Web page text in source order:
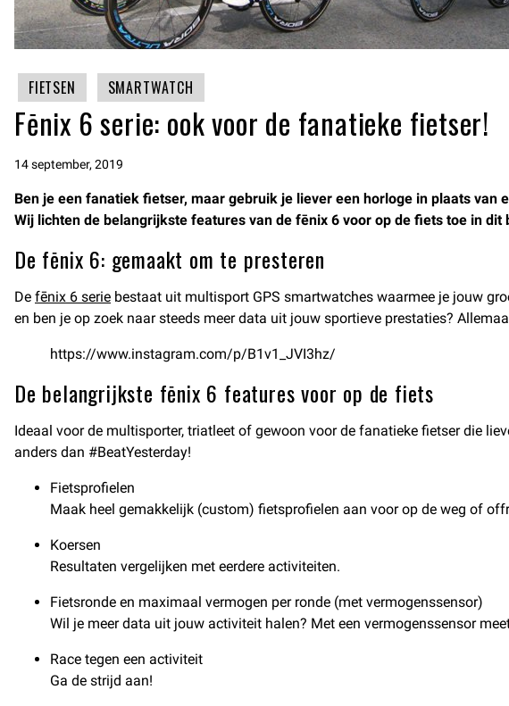
FIETSEN SMARTWATCH
Fēnix 6 serie: ook voor de fanatieke fietser!
14 september, 2019
Ben je een fanatiek fietser, maar gebruik je liever een horloge in plaats
Wij lichten de belangrijkste features van de fēnix 6 voor op de fiets toe in dit
De fēnix 6: gemaakt om te presteren
De fēnix 6 serie bestaat uit multisport GPS smartwatches waarmee je jouw
en ben je op zoek naar steeds meer data uit jouw sportieve prestaties?
https://www.instagram.com/p/B1v1_JVI3hz/
De belangrijkste fēnix 6 features voor op de fiets
Ideaal voor de multisporter, triatleet of gewoon voor de fanatieke fietser die
anders dan #BeatYesterday!
Fietsprofielen
Maak heel gemakkelijk (custom) fietsprofielen aan voor op de weg of
Koersen
Resultaten vergelijken met eerdere activiteiten.
Fietsronde en maximaal vermogen per ronde (met vermogenssensor)
Wil je meer data uit jouw activiteit halen? Met een vermogenssensor
Race tegen een activiteit
Ga de strijd aan!